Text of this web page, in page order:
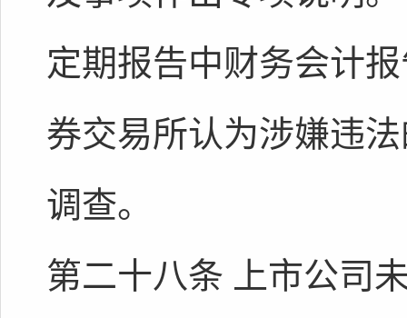
定期报告中财务会计
券交易所认为涉嫌违
调查。
第二十八条 上市公司